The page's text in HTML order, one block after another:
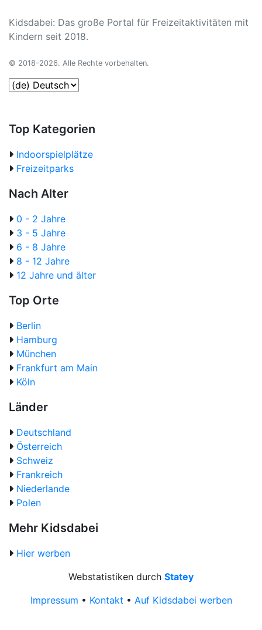
Kidsdabei: Das große Portal für Freizeitaktivitäten mit
Kindern seit 2018.
© 2018-2026. Alle Rechte vorbehalten.
Top Kategorien
Indoorspielplätze
Freizeitparks
Nach Alter
0 - 2 Jahre
3 - 5 Jahre
6 - 8 Jahre
8 - 12 Jahre
12 Jahre und älter
Top Orte
Berlin
Hamburg
München
Frankfurt am Main
Köln
Länder
Deutschland
Österreich
Schweiz
Frankreich
Niederlande
Polen
Mehr Kidsdabei
Hier werben
Webstatistiken durch Statey
Impressum • Kontakt • Auf Kidsdabei werben